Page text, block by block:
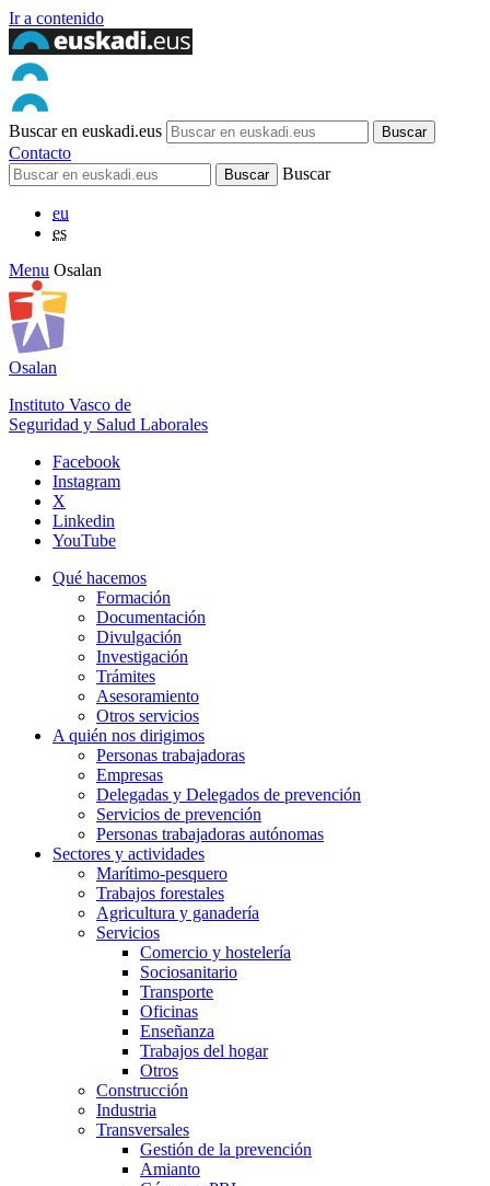
Ir a contenido
Buscar en euskadi.eus
Contacto
Buscar
eu
es
Menu Osalan
Osalan
Instituto Vasco de
Seguridad y Salud Laborales
Facebook
Instagram
X
Linkedin
YouTube
Qué hacemos
Formación
Documentación
Divulgación
Investigación
Trámites
Asesoramiento
Otros servicios
A quién nos dirigimos
Personas trabajadoras
Empresas
Delegadas y Delegados de prevención
Servicios de prevención
Personas trabajadoras autónomas
Sectores y actividades
Marítimo-pesquero
Trabajos forestales
Agricultura y ganadería
Servicios
Comercio y hostelería
Sociosanitario
Transporte
Oficinas
Enseñanza
Trabajos del hogar
Otros
Construcción
Industria
Transversales
Gestión de la prevención
Amianto